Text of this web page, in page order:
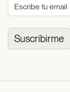
Suscribirme